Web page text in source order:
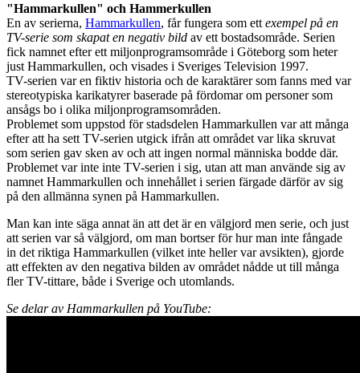
"Hammarkullen" och Hammerkullen
En av serierna, Hammarkullen, får fungera som ett exempel på en
TV-serie som skapat en negativ bild av ett bostadsområde. Serien
fick namnet efter ett miljonprogramsområde i Göteborg som heter
just Hammarkullen, och visades i Sveriges Television 1997.
TV-serien var en fiktiv historia och de karaktärer som fanns med var
stereotypiska karikatyrer baserade på fördomar om personer som
ansågs bo i olika miljonprogramsområden.
Problemet som uppstod för stadsdelen Hammarkullen var att många
efter att ha sett TV-serien utgick ifrån att området var lika skruvat
som serien gav sken av och att ingen normal människa bodde där.
Problemet var inte inte TV-serien i sig, utan att man använde sig av
namnet Hammarkullen och innehållet i serien färgade därför av sig
på den allmänna synen på Hammarkullen.
Man kan inte säga annat än att det är en välgjord men serie, och just
att serien var så välgjord, om man bortser för hur man inte fångade
in det riktiga Hammarkullen (vilket inte heller var avsikten), gjorde
att effekten av den negativa bilden av området nådde ut till många
fler TV-tittare, både i Sverige och utomlands.
Se delar av Hammarkullen på YouTube: